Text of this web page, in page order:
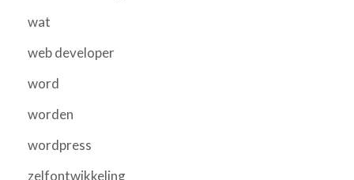
wat
web developer
word
worden
wordpress
zelfontwikkeling